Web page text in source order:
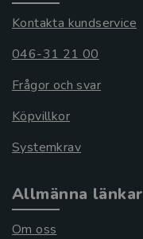
Kontakta kundservice
046-31 21 00
Frågor och svar
Köpvillkor
Systemkrav
Allmänna länkar
Om oss